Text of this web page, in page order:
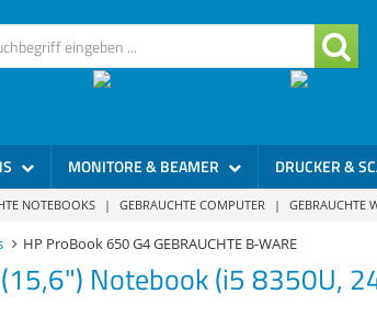
MONITORE & BEAMER DRUCKER &
NOTEBOOKS | GEBRAUCHTE COMPUTER | GEBRAUCHTE
HP ProBook 650 G4 GEBRAUCHTE B-WARE
Notebook (i5 8350U,